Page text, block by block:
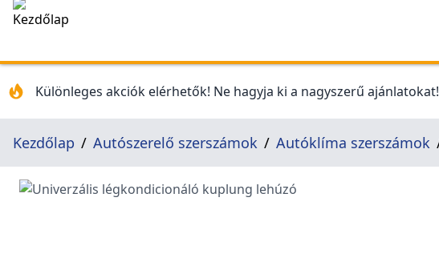
Különleges akciók elérhetők! Ne hagyja ki a nagyszerű ajánlatokat!
Kezdőlap Autószerelő szerszámok Autóklíma szerszámok